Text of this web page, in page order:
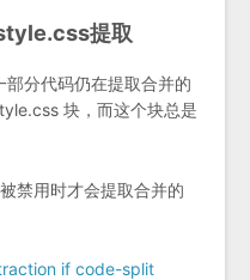
提取
分代码仍在提取合并的
块，而这个块总是
禁用时才会提取合并的
if code-split